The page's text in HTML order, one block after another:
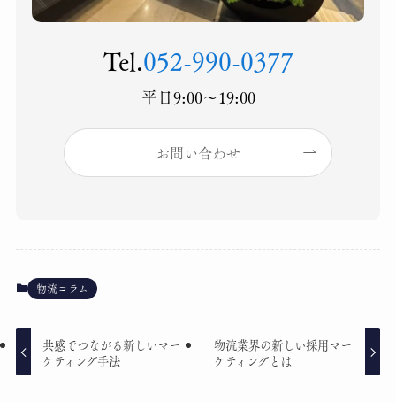
Tel.052-990-0377
平日9:00〜19:00
お問い合わせ
物流コラム
共感でつながる新しいマー
ケティング手法
物流業界の新しい採用マー
ケティングとは